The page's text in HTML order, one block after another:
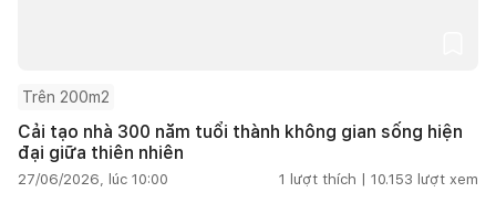
Trên 200m2
Cải tạo nhà 300 năm tuổi thành không gian sống hiện
đại giữa thiên nhiên
27/06/2026, lúc 10:00 1 lượt thích | 10.153 lượt xem